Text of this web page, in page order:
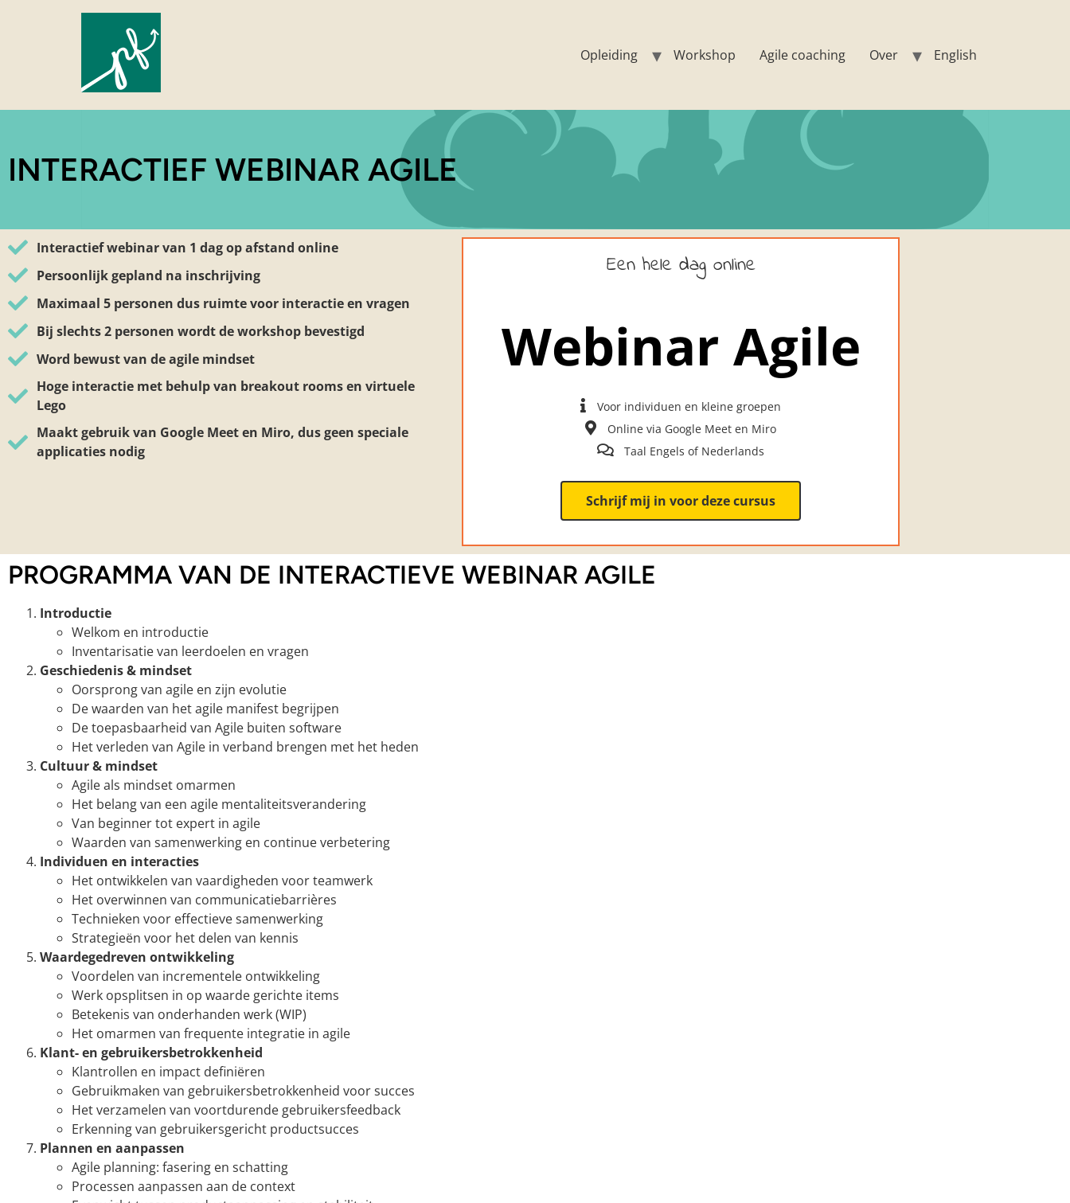
Opleiding Workshop Agile coaching Over English
INTERACTIEF WEBINAR AGILE
Interactief webinar van 1 dag op afstand online
Persoonlijk gepland na inschrijving
Maximaal 5 personen dus ruimte voor interactie en vragen
Bij slechts 2 personen wordt de workshop bevestigd
Word bewust van de agile mindset
Hoge interactie met behulp van breakout rooms en virtuele
Lego
Maakt gebruik van Google Meet en Miro, dus geen speciale
applicaties nodig
Een hele dag online
Webinar Agile
Voor individuen en kleine groepen
Online via Google Meet en Miro
Taal Engels of Nederlands
Schrijf mij in voor deze cursus
PROGRAMMA VAN DE INTERACTIEVE WEBINAR AGILE
Introductie
Welkom en introductie
Inventarisatie van leerdoelen en vragen
Geschiedenis & mindset
Oorsprong van agile en zijn evolutie
De waarden van het agile manifest begrijpen
De toepasbaarheid van Agile buiten software
Het verleden van Agile in verband brengen met het heden
Cultuur & mindset
Agile als mindset omarmen
Het belang van een agile mentaliteitsverandering
Van beginner tot expert in agile
Waarden van samenwerking en continue verbetering
Individuen en interacties
Het ontwikkelen van vaardigheden voor teamwerk
Het overwinnen van communicatiebarrières
Technieken voor effectieve samenwerking
Strategieën voor het delen van kennis
Waardegedreven ontwikkeling
Voordelen van incrementele ontwikkeling
Werk opsplitsen in op waarde gerichte items
Betekenis van onderhanden werk (WIP)
Het omarmen van frequente integratie in agile
Klant- en gebruikersbetrokkenheid
Klantrollen en impact definiëren
Gebruikmaken van gebruikersbetrokkenheid voor succes
Het verzamelen van voortdurende gebruikersfeedback
Erkenning van gebruikersgericht productsucces
Plannen en aanpassen
Agile planning: fasering en schatting
Processen aanpassen aan de context